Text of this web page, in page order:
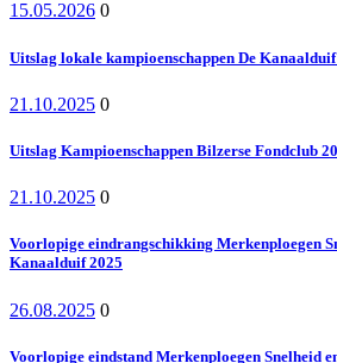
15.05.2026 0
Uitslag lokale kampioenschappen De
21.10.2025 0
Uitslag Kampioenschappen Bilzerse Fondclub
21.10.2025 0
Voorlopige eindrangschikking Merkenploegen
Kanaalduif 2025
26.08.2025 0
Voorlopige eindstand Merkenploegen Snelheid